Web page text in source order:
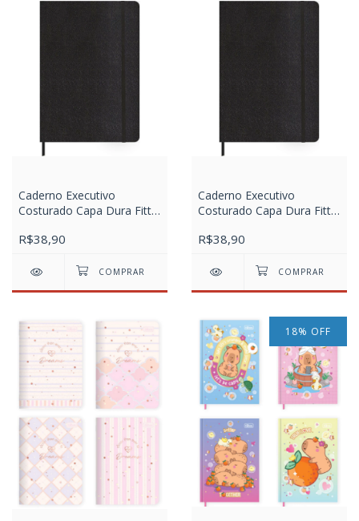
Caderno Executivo
Costurado Capa Dura Fitto
80 Folhas - Sem Pauta
R$38,90
Caderno Executivo
Costurado Capa Dura Fitto
80 Folhas
R$38,90
18% OFF